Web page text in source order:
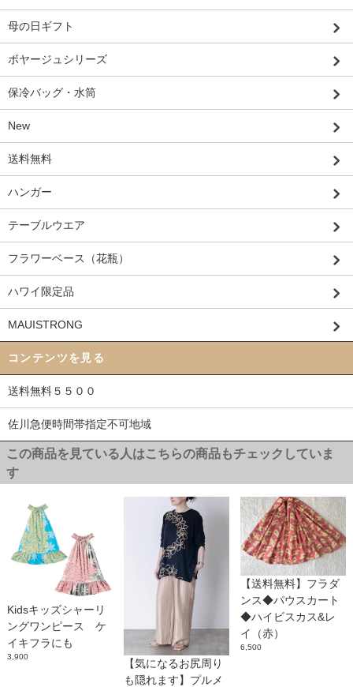
母の日ギフト
ボヤージュシリーズ
保冷バッグ・水筒
New
送料無料
ハンガー
テーブルウエア
フラワーベース（花瓶）
ハワイ限定品
MAUISTRONG
コンテンツを見る
送料無料５５００
佐川急便時間帯指定不可地域
この商品を見ている人はこちらの商品もチェックしていま
す
Kidsキッズシャーリ
ングワンピース ケ
イキフラにも
3,900
【気になるお尻周り
も隠れます】プルメ
【送料無料】フラダ
ンス◆パウスカート
◆ハイビスカス&レ
イ（赤）
6,500